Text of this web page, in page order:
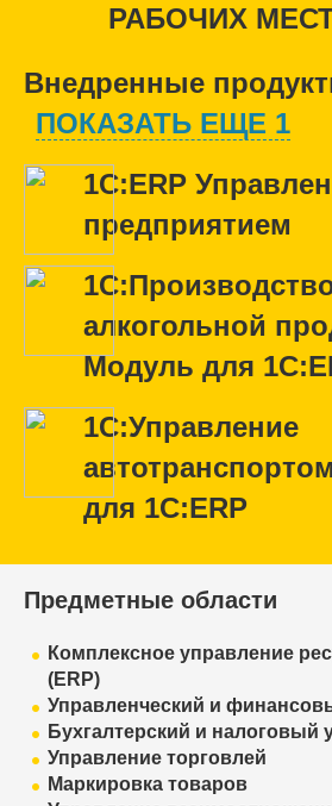
РАБОЧИХ
Внедренные
ПОКАЗАТЬ ЕЩЕ 1
1С:ERP
предприятием
алкогольной
Модуль для
1С:Управление
для 1С:ERP
Предметные области
Комплексное управление
(ERP)
Управленческий и
Бухгалтерский и налоговый
Управление торговлей
Маркировка товаров